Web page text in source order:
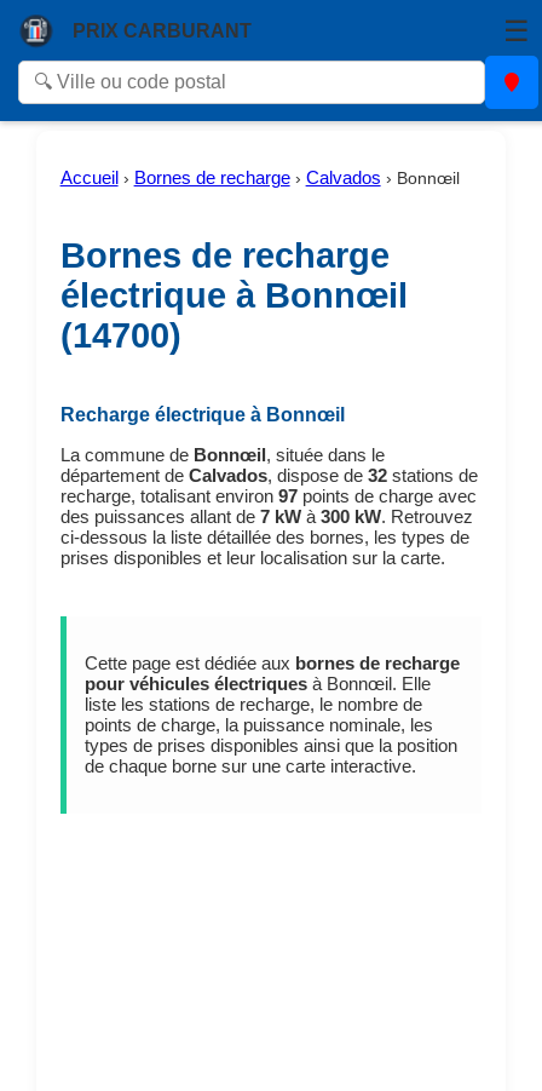
PRIX CARBURANT ☰
Accueil › Bornes de recharge› Calvados › Bonnœil
Bornes de recharge
électrique à Bonnœil
(14700)
Recharge électrique à Bonnœil
La commune de Bonnœil, située dans le
département de Calvados, dispose de 32stations de
recharge, totalisant environ 97points de charge avec
des puissances allant de 7 kWà 300 kW. Retrouvez
ci-dessous la liste détaillée des bornes, les types de
prises disponibles et leur localisation sur la carte.
Cette page est dédiée aux bornes de recharge
pour véhicules électriquesà Bonnœil. Elle
liste les stations de recharge, le nombre de
points de charge, la puissance nominale, les
types de prises disponibles ainsi que la position
de chaque borne sur une carte interactive.